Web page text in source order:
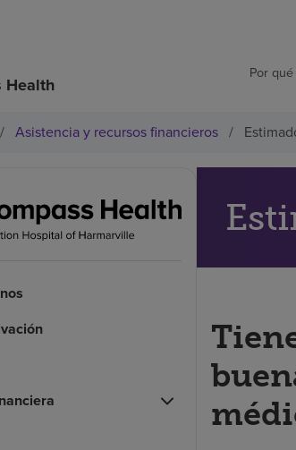
Health
Por
/ Asistencia y recursos financieros /